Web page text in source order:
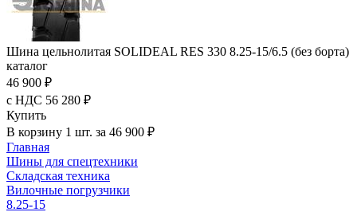
Шина цельнолитая SOLIDEAL RES 330 8.25-15/6.5 (без борта)
каталог
46 900 ₽
с НДС 56 280 ₽
Купить
В корзину 1 шт. за 46 900 ₽
Главная
Шины для спецтехники
Складская техника
Вилочные погрузчики
8.25-15